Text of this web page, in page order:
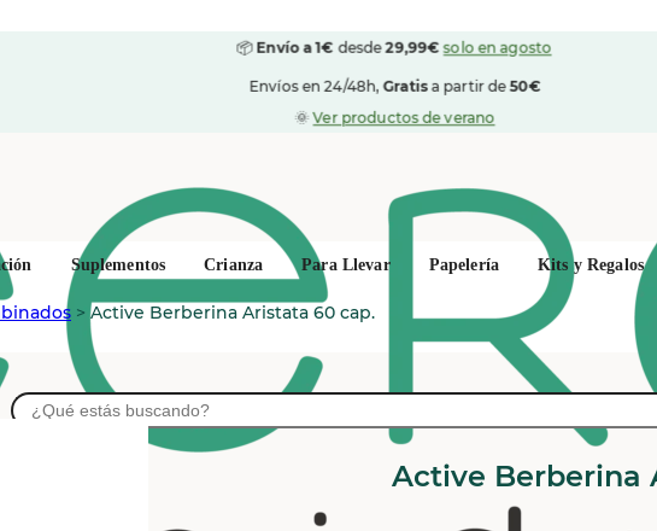
📦Envío a 1€ desde29,99€ solo en agosto
Envíos en 24/48h,Gratisa partir de50€
🌞Ver productos de verano
Buscar
Suplementos Crianza Para Llevar Papelería Kits y Regalos
> Active Berberina Aristata 60 cap.
Active Berberina